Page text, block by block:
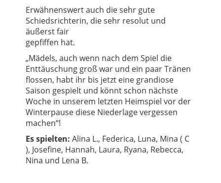
Erwähnenswert auch die sehr gute
Schiedsrichterin, die sehr resolut und
äußerst fair
gepfiffen hat.
„Mädels, auch wenn nach dem Spiel die
Enttäuschung groß war und ein paar Tränen
flossen, habt ihr bis jetzt eine grandiose
Saison gespielt und könnt schon nächste
Woche in unserem letzten Heimspiel vor der
Winterpause diese Niederlage vergessen
machen“!
Es spielten: Alina L., Federica, Luna, Mina ( C
), Josefine, Hannah, Laura, Ryana, Rebecca,
Nina und Lena B.